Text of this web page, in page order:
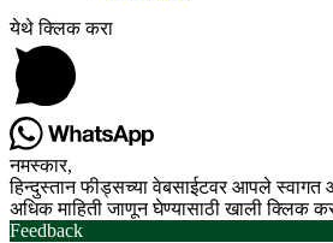
येथे क्लिक करा
नमस्कार,
हिन्दुस्तान फीड्सच्या वेबसाईटवर आपले स्वागत
अधिक माहिती जाणून घेण्यासाठी खाली क्लिक
Feedback